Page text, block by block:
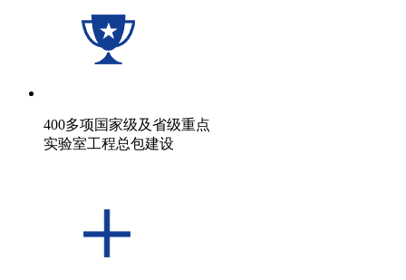
400多项国家级及省级重点
实验室工程总包建设